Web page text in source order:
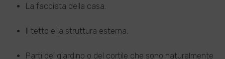
La facciata della casa.
Il tetto e la struttura esterna.
Parti del giardino o del cortile che sono naturalmente